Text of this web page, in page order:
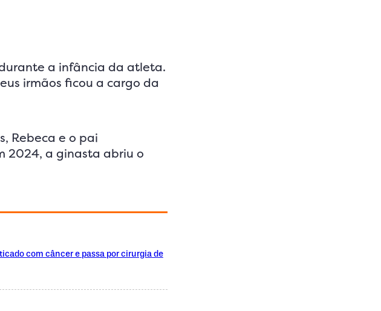
a infância da atleta.
irmãos ficou a cargo da
Rebeca e o pai
2024, a ginasta abriu o
com câncer e passa por cirurgia de